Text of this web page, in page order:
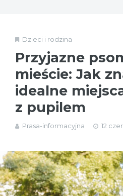
Dzieci i rodzina
Przyjazne
mieście: Jak
idealne
z pupilem
Prasa-informacyjna 12